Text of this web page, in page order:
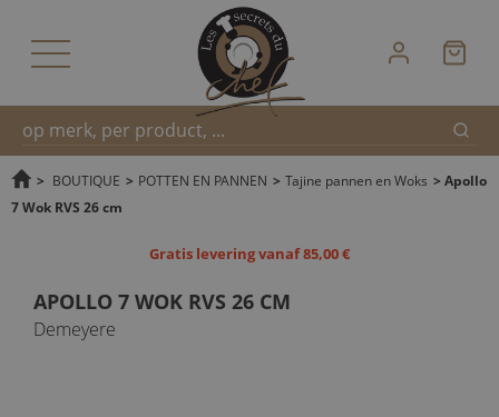
Snel
> BOUTIQUE > POTTEN EN PANNEN > Tajine pannen en Woks > Apollo
7 Wok RVS 26 cm
Gratis levering vanaf 85,00 €
APOLLO 7 WOK RVS 26 CM
Demeyere